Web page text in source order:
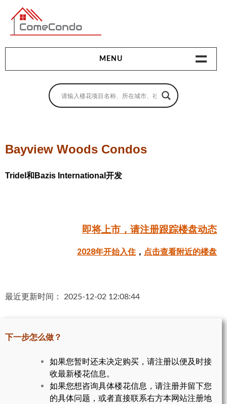
多伦多最新最全的楼花搜索引擎
MENU
地产相关
卖房指南
贷款指南
楼花大全
楼花地图
楼花转让专区
多伦多市中心楼花项目
怡陶碧谷社区介绍
Bayview Woods Condos
Tridel和Bazis International开发
即将上市，请注册跟踪楼盘动态
2028年开始入住 ， 点击查看附近的楼盘
最近更新时间： 2025-12-02 12:08:44
下一步怎么做？
如果您暂时还未决定购买，请注册以便及时接
收最新楼花信息。
如果您想咨询具体楼花信息，请注册并留下您
的具体问题，或者直接联系右方本网站注册地